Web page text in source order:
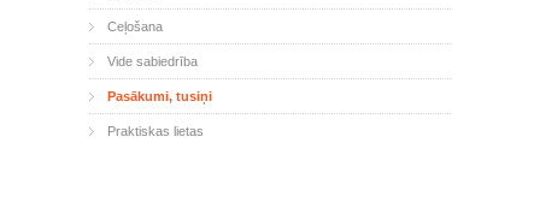
Ceļošana
Vide sabiedrība
Pasākumi, tusiņi
Praktiskas lietas